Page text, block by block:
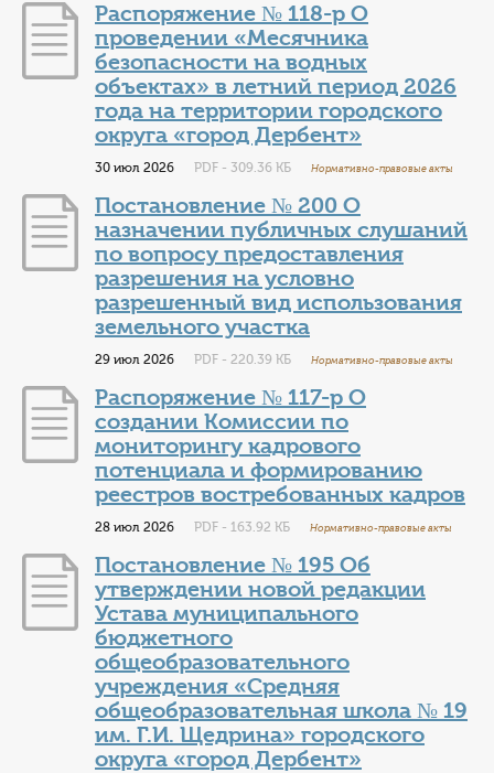
Распоряжение № 118-р О
проведении «Месячника
безопасности на водных
объектах» в летний период 2026
года на территории городского
округа «город Дербент»
30 июл 2026 PDF - 309.36 КБ Нормативно-правовые акты
Постановление № 200 О
назначении публичных слушаний
по вопросу предоставления
разрешения на условно
разрешенный вид использования
земельного участка
29 июл 2026 PDF - 220.39 КБ Нормативно-правовые акты
Распоряжение № 117-р О
создании Комиссии по
мониторингу кадрового
потенциала и формированию
реестров востребованных кадров
28 июл 2026 PDF - 163.92 КБ Нормативно-правовые акты
Постановление № 195 Об
утверждении новой редакции
Устава муниципального
бюджетного
общеобразовательного
учреждения «Средняя
общеобразовательная школа № 19
им. Г.И. Щедрина» городского
округа «город Дербент»